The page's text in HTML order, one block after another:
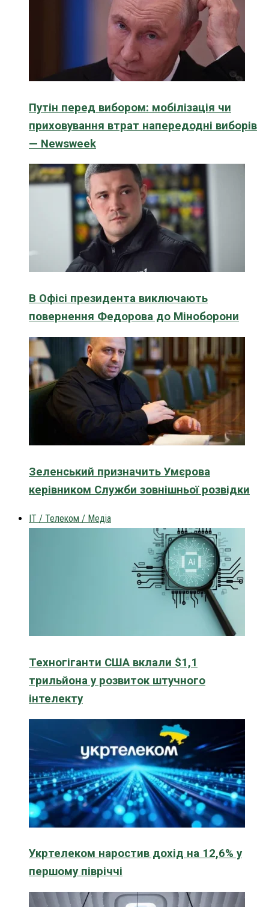
Путін перед вибором: мобілізація чи
приховування втрат напередодні виборів
— Newsweek
В Офісі президента виключають
повернення Федорова до Міноборони
Зеленський призначить Умєрова
керівником Служби зовнішньої розвідки
IT / Телеком / Медіа
Техногіганти США вклали $1,1
трильйона у розвиток штучного
інтелекту
Укртелеком наростив дохід на 12,6% у
першому півріччі